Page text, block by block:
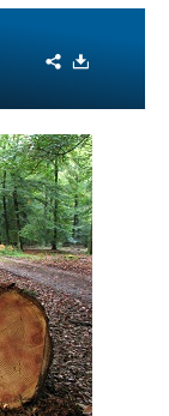
Share